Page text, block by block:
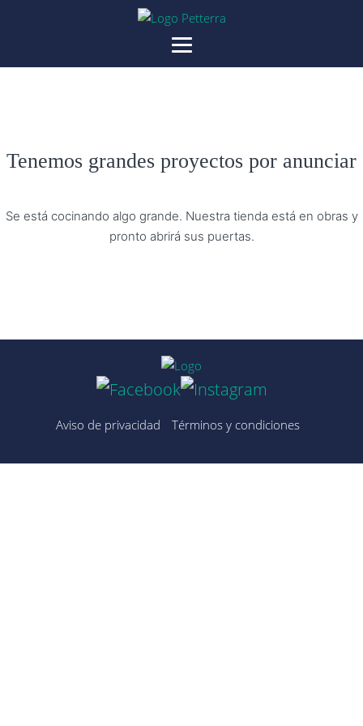
Tenemos grandes proyectos por anunciar
Se está cocinando algo grande. Nuestra tienda está en obras y
pronto abrirá sus puertas.
Aviso de privacidad Términos y condiciones